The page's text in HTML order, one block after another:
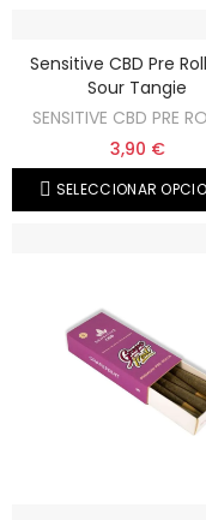
Sensitive CBD Pre
Sour Tangie
SENSITIVE CBD PRE
3,90 €
SELECCIONAR